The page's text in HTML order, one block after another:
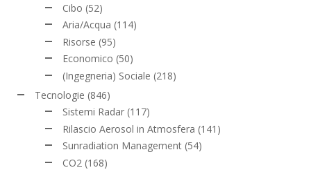
Cibo (52)
Aria/Acqua (114)
Risorse (95)
Economico (50)
(Ingegneria) Sociale (218)
Tecnologie (846)
Sistemi Radar (117)
Rilascio Aerosol in Atmosfera (141)
Sunradiation Management (54)
CO2 (168)